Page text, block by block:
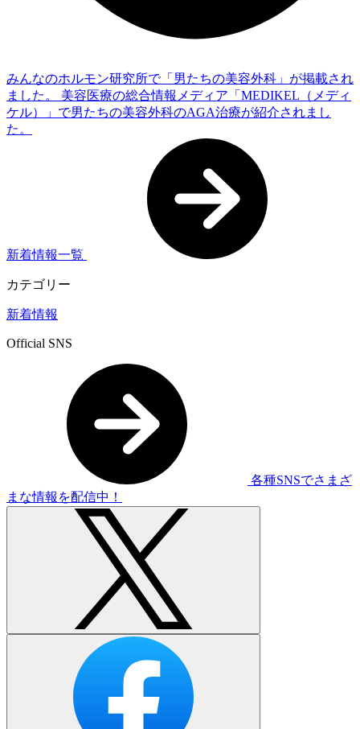
みんなのホルモン研究所で「男たちの美容外科」が掲載され
ました。
美容医療の総合情報メディア「MEDIKEL（メディ
ケル）」で男たちの美容外科のAGA治療が紹介されまし
た。
新着情報一覧
カテゴリー
新着情報
Official SNS
各種SNSでさまざ
まな情報を配信中！